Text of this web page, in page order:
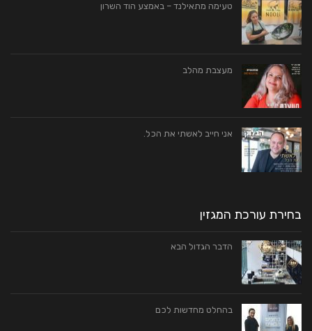
טעימה מתאילנד – באמצע הוד השרון
מעצבת מהלב
אני חייב לאשתי את הכל.
בחירת עורכת המגזין
הדבר הגדול הבא
בהחלט מחדשות לכם